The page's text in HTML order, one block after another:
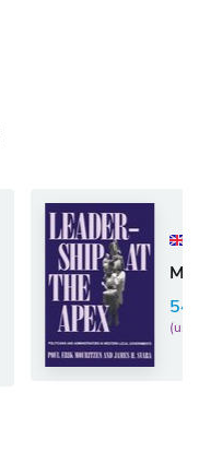
Anglický jazyk
Mouritzen, P:
54.33 € 57.19 €
(ušetríte 5%)